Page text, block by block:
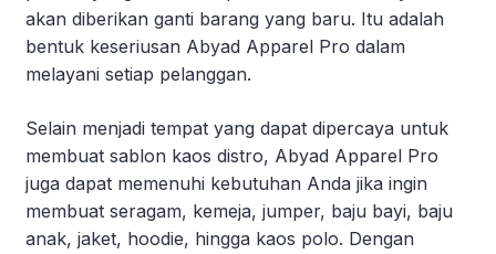
akan diberikan ganti barang yang baru. Itu adalah
bentuk keseriusan Abyad Apparel Pro dalam
melayani setiap pelanggan.
Selain menjadi tempat yang dapat dipercaya untuk
membuat sablon kaos distro, Abyad Apparel Pro
juga dapat memenuhi kebutuhan Anda jika ingin
membuat seragam, kemeja, jumper, baju bayi, baju
anak, jaket, hoodie, hingga kaos polo. Dengan